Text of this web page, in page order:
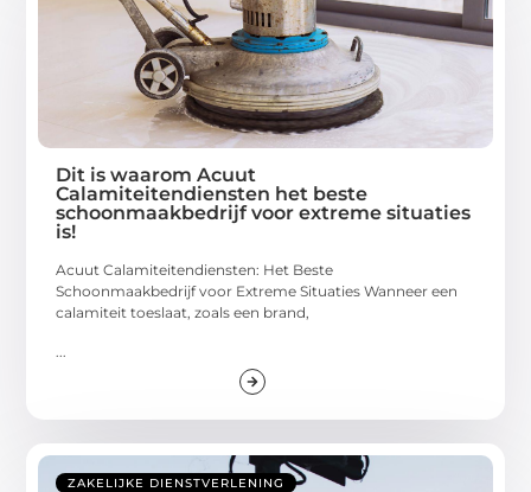
Dit is waarom Acuut
Calamiteitendiensten het beste
schoonmaakbedrijf voor extreme situaties
is!
Acuut Calamiteitendiensten: Het Beste
Schoonmaakbedrijf voor Extreme Situaties Wanneer een
calamiteit toeslaat, zoals een brand,
ZAKELIJKE DIENSTVERLENING